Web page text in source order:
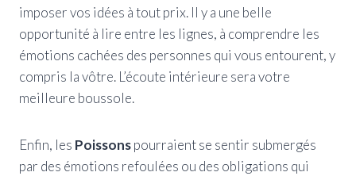
imposer vos idées à tout prix. Il y a une belle
opportunité à lire entre les lignes, à comprendre les
émotions cachées des personnes qui vous entourent, y
compris la vôtre. L’écoute intérieure sera votre
meilleure boussole.
Enfin, les Poissonspourraient se sentir submergés
par des émotions refoulées ou des obligations qui